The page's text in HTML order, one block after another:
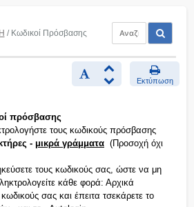
/ Κωδικοί Πρόσβασης
Εκτύπωση
πρόσβασης
τους κωδικούς πρόσβασης
- μικρά γράμματα (Προσοχή όχι
τους κωδικούς σας, ώστε να μη
κάθε φορά: Αρχικά
σας και έπειτα τσεκάρετε το